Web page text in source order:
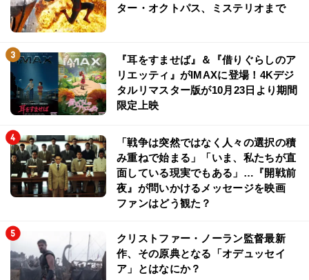
ター・オクトパス、ミステリオまで
『耳をすませば』＆『借りぐらしのア
リエッティ』がIMAXに登場！4Kデジ
タルリマスター版が10月23日より期間
限定上映
「戦争は突然ではなく人々の選択の積
み重ねで始まる」「いま、私たちが直
面している現実でもある」…『開戦前
夜』が問いかけるメッセージを映画
ファンはどう観た？
クリストファー・ノーラン監督最新
作、その原典となる「オデュッセイ
ア」とはなにか？